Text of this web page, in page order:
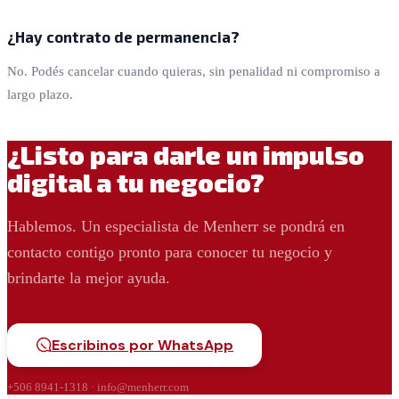
¿Hay contrato de permanencia?
No. Podés cancelar cuando quieras, sin penalidad ni compromiso a
largo plazo.
¿Listo para darle un impulso
digital a tu negocio?
Hablemos. Un especialista de Menherr se pondrá en
contacto contigo pronto para conocer tu negocio y
brindarte la mejor ayuda.
Escribinos por WhatsApp
+506 8941-1318 · info@menherr.com